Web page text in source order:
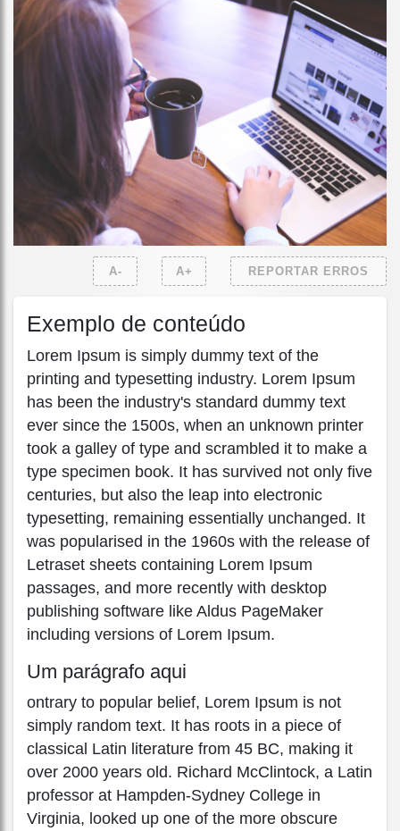
A- A+ REPORTAR ERROS
Exemplo de conteúdo
Lorem Ipsum is simply dummy text of the
printing and typesetting industry. Lorem Ipsum
has been the industry's standard dummy text
ever since the 1500s, when an unknown printer
took a galley of type and scrambled it to make a
type specimen book. It has survived not only five
centuries, but also the leap into electronic
typesetting, remaining essentially unchanged. It
was popularised in the 1960s with the release of
Letraset sheets containing Lorem Ipsum
passages, and more recently with desktop
publishing software like Aldus PageMaker
including versions of Lorem Ipsum.
Um parágrafo aqui
ontrary to popular belief, Lorem Ipsum is not
simply random text. It has roots in a piece of
classical Latin literature from 45 BC, making it
over 2000 years old. Richard McClintock, a Latin
professor at Hampden-Sydney College in
Virginia, looked up one of the more obscure